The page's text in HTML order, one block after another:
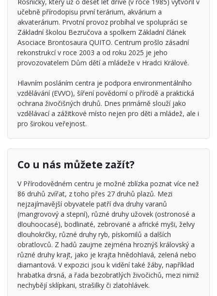
učebně přírodopisu první terárium, akvárium a
akvaterárium. Prvotní provoz probíhal ve spolupráci se
Základní školou Bezručova a spolkem Základní článek
Asociace Brontosaura QUITO. Centrum prošlo zásadní
rekonstrukcí v roce 2003 a od roku 2025 je jeho
provozovatelem Dům dětí a mládeže v Hradci Králové.
Hlavním posláním centra je podpora environmentálního
vzdělávání (EVVO), šíření povědomí o přírodě a praktická
ochrana živočišných druhů. Dnes primárně slouží jako
vzdělávací a zážitkové místo nejen pro děti a mládež, ale i
pro širokou veřejnost.
Co u nás můžete zažít?
V Přírodovědném centru je možné zblízka poznat více než
86 druhů zvířat, z toho přes 27 druhů plazů. Mezi
nejzajímavější obyvatele patří dva druhy varanů
(mangrovový a stepní), různé druhy užovek (ostronosé a
dlouhoocasé), bodlinaté, zebrované a africké myši, želvy
dlouhokrčky, různé druhy ryb, pískomilů a dalších
obratlovců. Z hadů zaujme zejména hroznýš královský a
různé druhy krajt, jako je krajta hnědohlavá, zelená nebo
diamantová. V expozici jsou k vidění také žáby, například
hrabatka drsná, a řada bezobratlých živočichů, mezi nimiž
nechybějí sklípkani, strašilky či zlatohlávek.